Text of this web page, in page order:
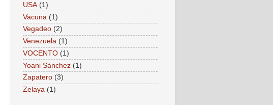
USA (1)
Vacuna (1)
Vegadeo (2)
Venezuela (1)
VOCENTO (1)
Yoani Sánchez (1)
Zapatero (3)
Zelaya (1)